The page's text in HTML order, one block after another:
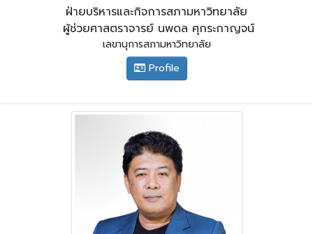
ฝ่ายบริหารและกิจการสภามหาวิทยาลัย
ผู้ช่วยศาสตราจารย์ นพดล ศุกระกาญจน์
เลขานุการสภามหาวิทยาลัย
Profile